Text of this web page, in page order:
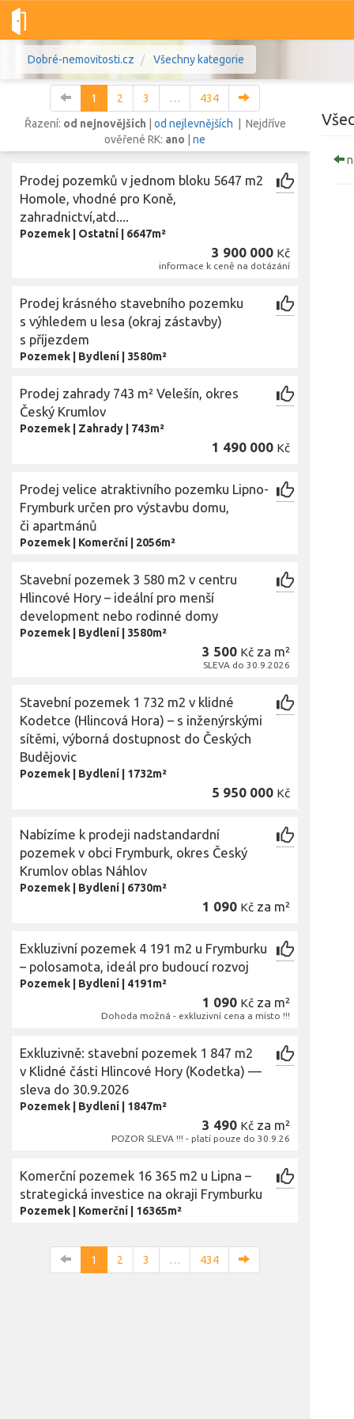
Dobré-nemovitosti.cz Všechny kategorie
Lokalita
Lokalita
Cena
1 2 3 …
434
Řazení: od nejnovějších od nejlevnějších | Nejdříve
ověřené RK: ano ne
Prodej pozemků v jednom bloku 5647 m2
Homole, vhodné pro Koně,
zahradnictví,atd....
Pozemek Ostatní 6647m²
3 900 000 Kč
informace k ceně na dotázání
Prodej krásného stavebního pozemku
s výhledem u lesa (okraj zástavby)
s příjezdem
Pozemek Bydlení 3580m²
Prodej zahrady 743 m² Velešín, okres
Český Krumlov
Pozemek Zahrady 743m²
1 490 000 Kč
Prodej velice atraktivního pozemku Lipno-
Frymburk určen pro výstavbu domu,
či apartmánů
Pozemek Komerční 2056m²
Stavební pozemek 3 580 m2 v centru
Hlincové Hory – ideální pro menší
development nebo rodinné domy
Pozemek Bydlení 3580m²
3 500 Kč za m²
SLEVA do 30.9.2026
Stavební pozemek 1 732 m2 v klidné
Kodetce (Hlincová Hora) – s inženýrskými
sítěmi, výborná dostupnost do Českých
Budějovic
Pozemek Bydlení 1732m²
5 950 000 Kč
Nabízíme k prodeji nadstandardní
pozemek v obci Frymburk, okres Český
Krumlov oblas Náhlov
Pozemek Bydlení 6730m²
1 090 Kč za m²
Exkluzivní pozemek 4 191 m2 u Frymburku
– polosamota, ideál pro budoucí rozvoj
Pozemek Bydlení 4191m²
1 090 Kč za m²
Dohoda možná - exkluzivní cena a místo !!!
Exkluzivně: stavební pozemek 1 847 m2
v Klidné části Hlincové Hory (Kodetka) —
sleva do 30.9.2026
Pozemek Bydlení 1847m²
3 490 Kč za m²
POZOR SLEVA !!! - platí pouze do 30.9.26
Komerční pozemek 16 365 m2 u Lipna –
strategická investice na okraji Frymburku
Pozemek Komerční 16365m²
1 2 3 … 434